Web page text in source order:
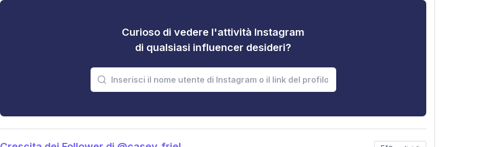
Curioso di vedere l'attività Instagram
di qualsiasi influencer desideri?